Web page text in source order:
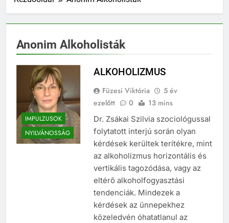
Anonim Alkoholisták
IMPULZUSOK
NYILVÁNOSSÁG
ALKOHOLIZMUS
Füzesi Viktória
5 év
ezelőtt
0 13 mins
Dr. Zsákai Szilvia szociológussal
folytatott interjú során olyan
kérdések kerültek terítékre, mint
az alkoholizmus horizontális és
vertikális tagozódása, vagy az
eltérő alkoholfogyasztási
tendenciák. Mindezek a
kérdések az ünnepekhez
közeledvén óhatatlanul az